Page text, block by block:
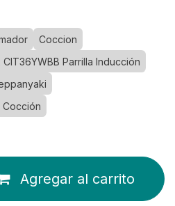
Coccion
CIT36YWBB Parrilla Inducción
Cocción
Agregar al carrito